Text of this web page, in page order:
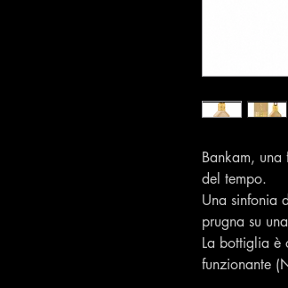
Bankam,
del tempo.
Una sinfonia
prugna su
La bottiglia è
funzionante